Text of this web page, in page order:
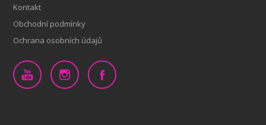
Kontakt
Obchodní podmínky
Ochrana osobních údajů